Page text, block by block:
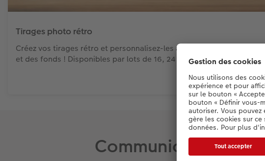
Tirages photo rétro
Créez vos tirages rétro et personnalisez-les avec des filtres, du
et des fonds ! Disponibles par lots de 16, 24 ou 32.
Communion ou fête